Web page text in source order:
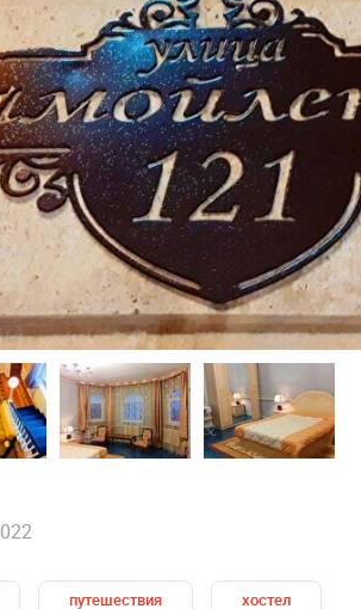
путешествия хостел